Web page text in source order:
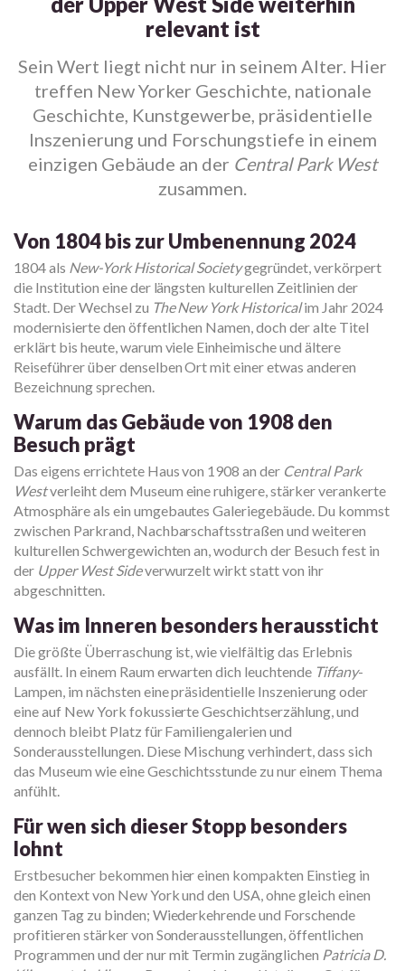
relevant ist
Sein Wert liegt nicht nur in seinem Alter. Hier
treffen New Yorker Geschichte, nationale
Geschichte, Kunstgewerbe, präsidentielle
Inszenierung und Forschungstiefe in einem
einzigen Gebäude an der Central Park West
zusammen.
Von 1804 bis zur Umbenennung 2024
1804 als New-York Historical Societygegründet, verkörpert
die Institution eine der längsten kulturellen Zeitlinien der
Stadt. Der Wechsel zu The New York Historicalim Jahr 2024
modernisierte den öffentlichen Namen, doch der alte Titel
erklärt bis heute, warum viele Einheimische und ältere
Reiseführer über denselben Ort mit einer etwas anderen
Bezeichnung sprechen.
Warum das Gebäude von 1908 den
Besuch prägt
Das eigens errichtete Haus von 1908 an der Central Park
Westverleiht dem Museum eine ruhigere, stärker verankerte
Atmosphäre als ein umgebautes Galeriegebäude. Du kommst
zwischen Parkrand, Nachbarschaftsstraßen und weiteren
kulturellen Schwergewichten an, wodurch der Besuch fest in
der Upper West Sideverwurzelt wirkt statt von ihr
abgeschnitten.
Was im Inneren besonders heraussticht
Die größte Überraschung ist, wie vielfältig das Erlebnis
ausfällt. In einem Raum erwarten dich leuchtende Tiffany-
Lampen, im nächsten eine präsidentielle Inszenierung oder
eine auf New York fokussierte Geschichtserzählung, und
dennoch bleibt Platz für Familiengalerien und
Sonderausstellungen. Diese Mischung verhindert, dass sich
das Museum wie eine Geschichtsstunde zu nur einem Thema
anfühlt.
Für wen sich dieser Stopp besonders
lohnt
Erstbesucher bekommen hier einen kompakten Einstieg in
den Kontext von New York und den USA, ohne gleich einen
ganzen Tag zu binden; Wiederkehrende und Forschende
profitieren stärker von Sonderausstellungen, öffentlichen
Programmen und der nur mit Termin zugänglichen Patricia D.